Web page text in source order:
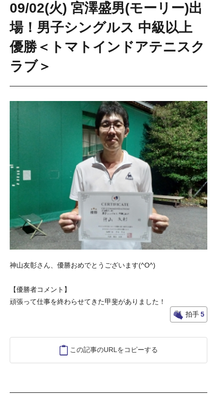
09/02(火) 宮澤盛男(モーリー)出
場！男子シングルス 中級以上
優勝＜トマトインドアテニスク
ラブ＞
神山友彰さん、優勝おめでとうございます(^O^)
【優勝者コメント】
頑張って仕事を終わらせてきた甲斐がありました！
拍手5
この記事のURLをコピーする